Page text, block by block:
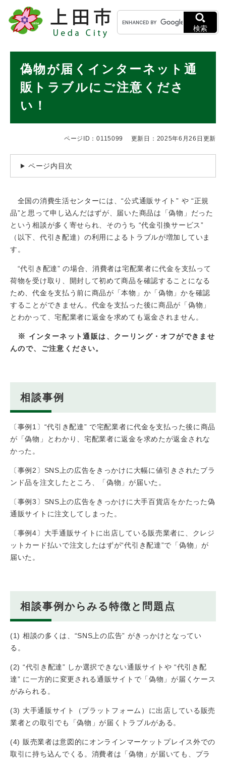
メニューを飛ばして本文へ
キ
ー
ワ
検
索
検索
偽物が届くインターネット通
販トラブルにご注意くださ
い！
ページID：0115099 更新日：2025年6月26日更新
ページ内目次
全国の消費生活センターには、“公式通販サイト” や “正規
品”と思って申し込んだはずが、届いた商品は「偽物」だった
という相談が多く寄せられ、そのうち “代金引換サービス”
（以下、代引き配達）の利用によるトラブルが増加していま
す。
“代引き配達” の場合、消費者は宅配業者に代金を支払って
荷物を受け取り、開封して初めて商品を確認することになる
ため、代金を支払う前に商品が「本物」か「偽物」かを確認
することができません。代金を支払った後に商品が「偽物」
とわかって、宅配業者に返金を求めても返金されません。
※ インターネット通販は、クーリング・オフができませ
んので、ご注意ください。
相談事例
〔事例1〕“代引き配達” で宅配業者に代金を支払った後に商品
が「偽物」とわかり、宅配業者に返金を求めたが返金されな
かった。
〔事例2〕SNS上の広告をきっかけに大幅に値引きされたブラ
ンド品を注文したところ、「偽物」が届いた。
〔事例3〕SNS上の広告をきっかけに大手百貨店をかたった偽
通販サイトに注文してしまった。
〔事例4〕大手通販サイトに出店している販売業者に、クレジ
ットカード払いで注文したはずが“代引き配達”で「偽物」が
届いた。
相談事例からみる特徴と問題点
(1) 相談の多くは、“SNS上の広告” がきっかけとなってい
る。
(2) “代引き配達” しか選択できない通販サイトや “代引き配
達” に一方的に変更される通販サイトで「偽物」が届くケース
がみられる。
(3) 大手通販サイト（プラットフォーム）に出店している販売
業者との取引でも「偽物」が届くトラブルがある。
(4) 販売業者は意図的にオンラインマーケットプレイス外での
取引に持ち込んでくる。消費者は「偽物」が届いても、プラ